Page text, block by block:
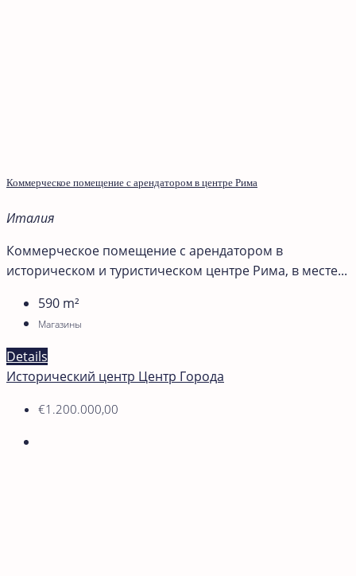
Коммерческое помещение с арендатором в центре Рима
Италия
Коммерческое помещение с арендатором в
историческом и туристическом центре Рима, в месте...
590 m²
Магазины
Details
Исторический центр Центр Города
€1.200.000,00